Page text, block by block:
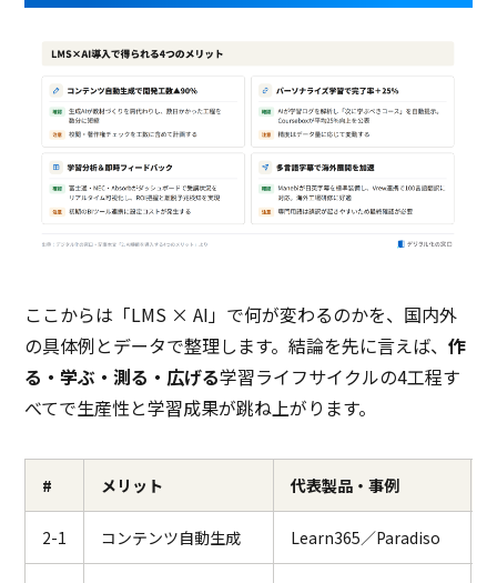
ここからは「LMS × AI」で何が変わるのかを、国内外
の具体例とデータで整理します。結論を先に言えば、作
る・学ぶ・測る・広げる学習ライフサイクルの4工程す
べてで生産性と学習成果が跳ね上がります。
# メリット 代表製品・事例
2-1 コンテンツ自動生成 Learn365／Paradiso